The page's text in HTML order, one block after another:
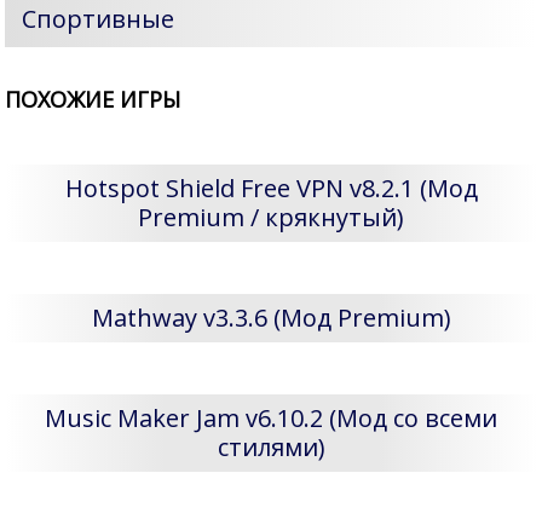
Спортивные
ПОХОЖИЕ ИГРЫ
Hotspot Shield Free VPN v8.2.1 (Мод
Premium / крякнутый)
Mathway v3.3.6 (Мод Premium)
Music Maker Jam v6.10.2 (Мод со всеми
стилями)